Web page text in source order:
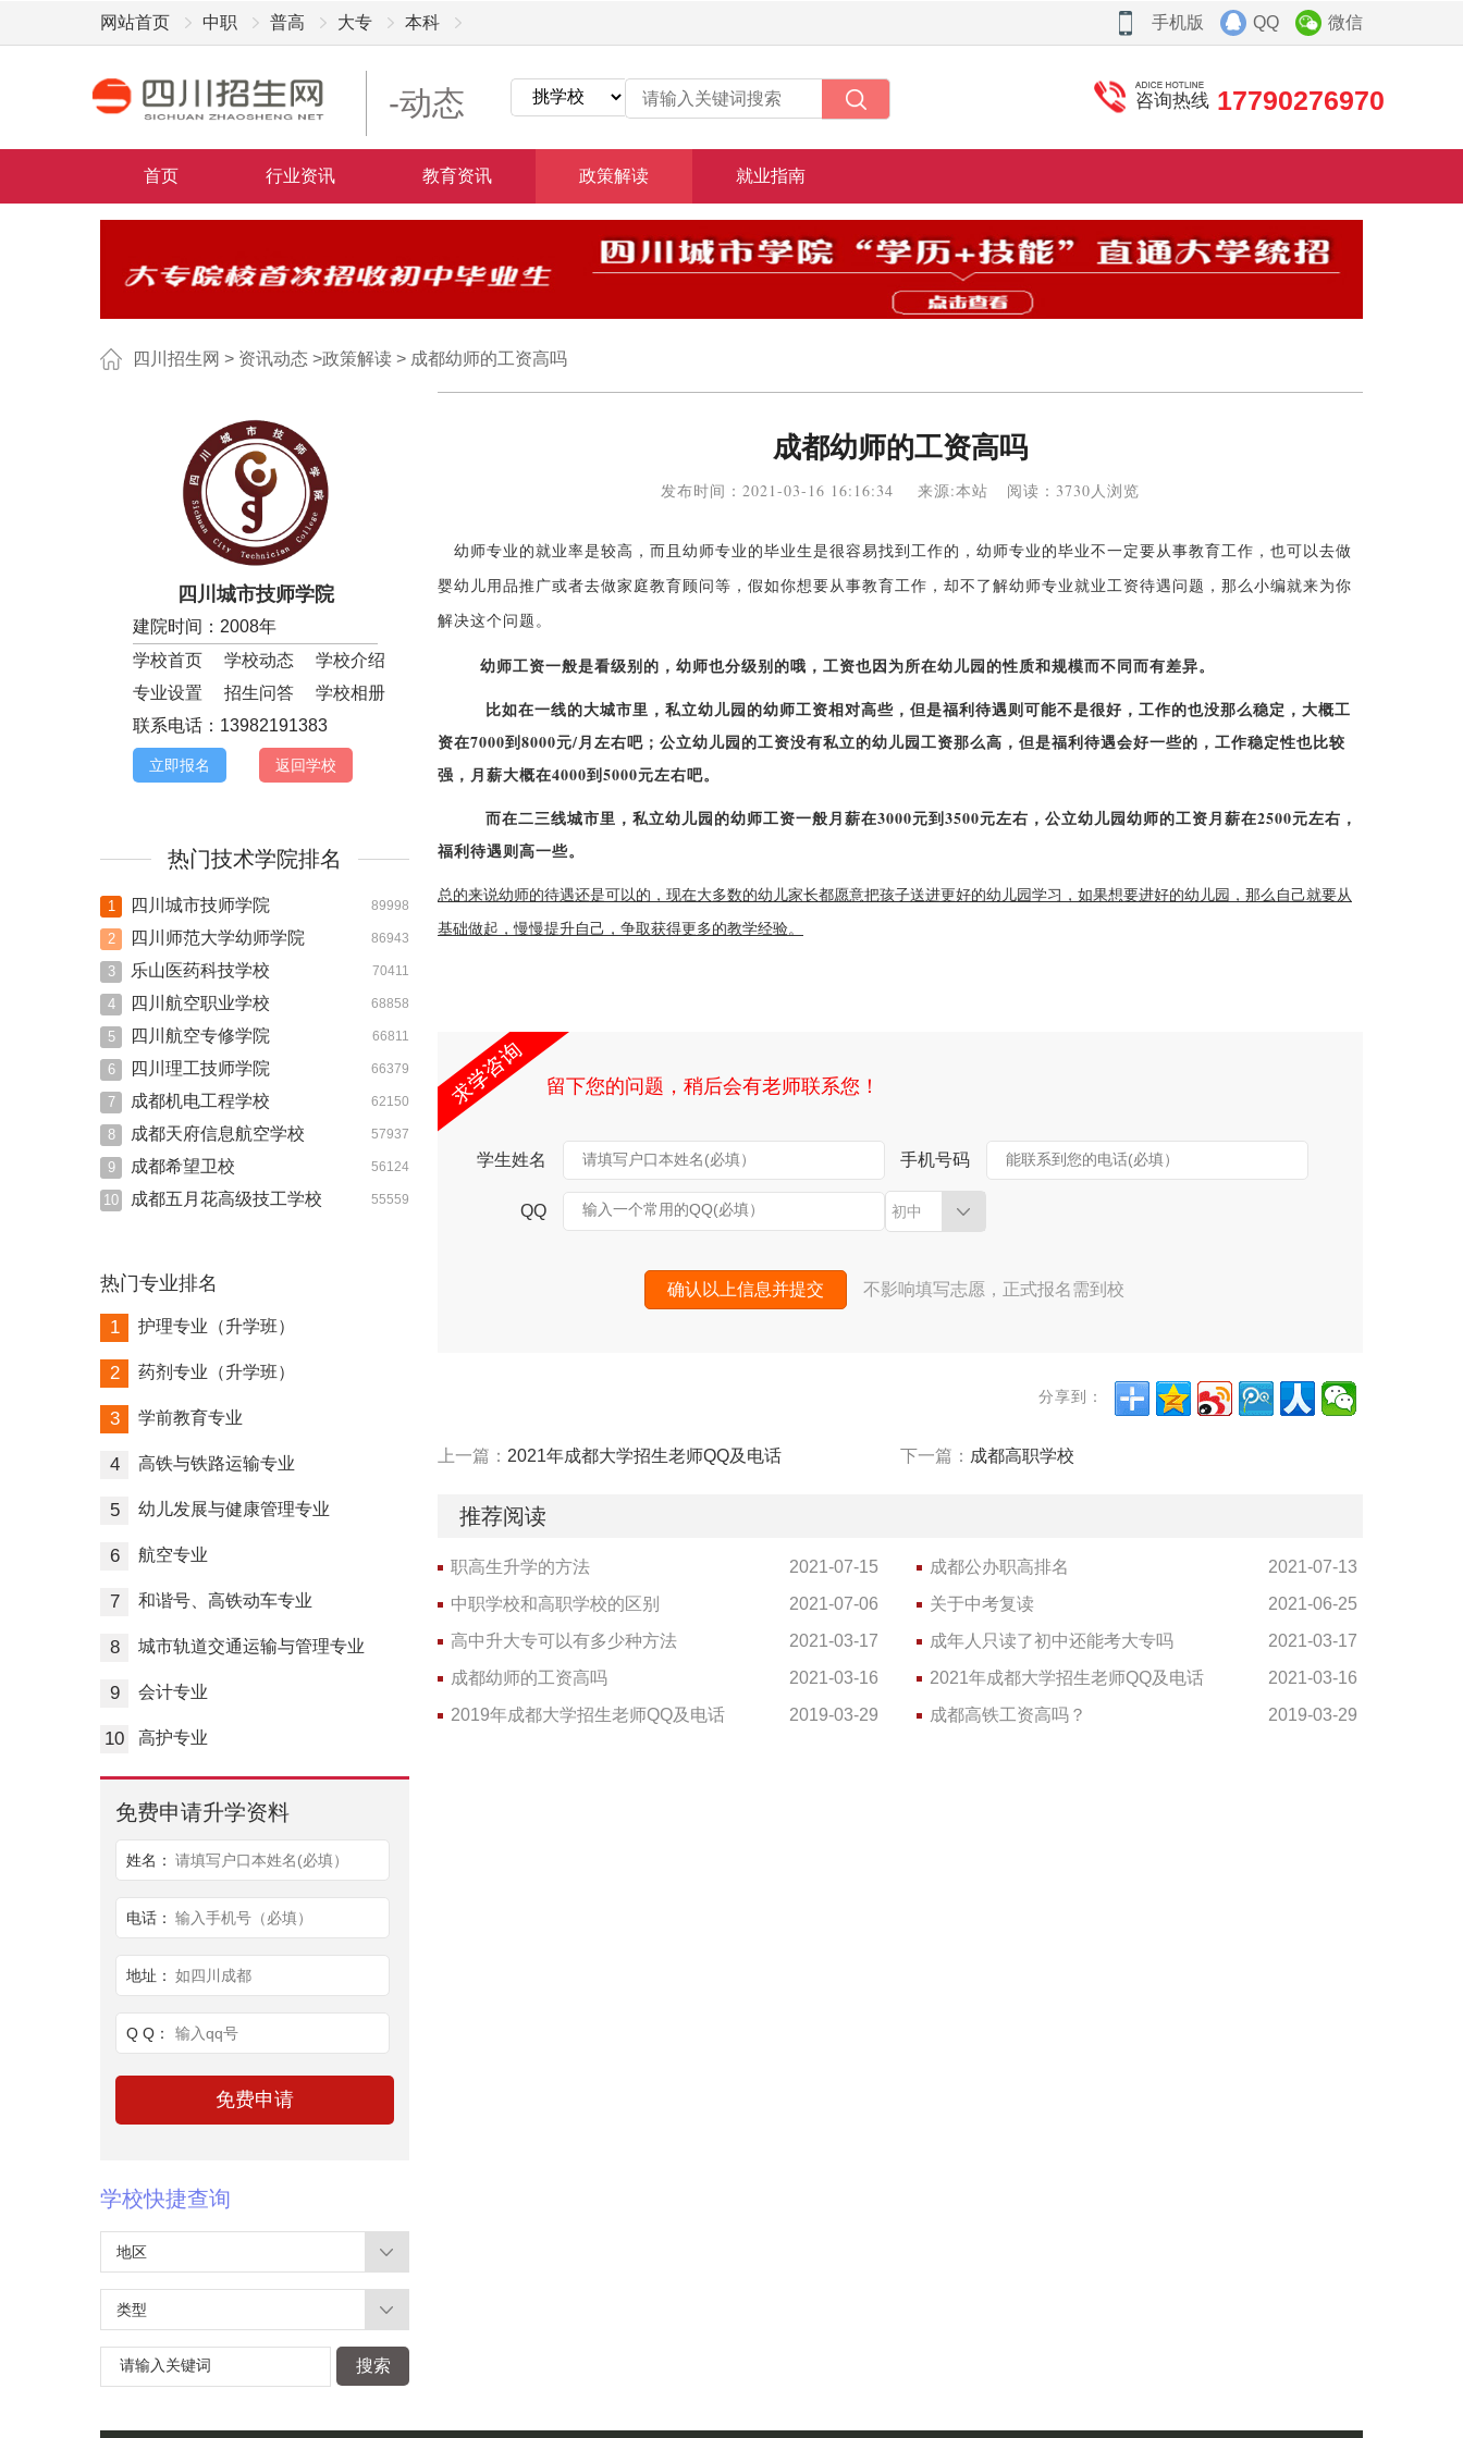
网站首页 中职 普高 大专 本科 微信
QQ
手机版
-动态 咨询热线 17790276970
首页 行业资讯 教育资讯 政策解读 就业指南
四川招生网 > 资讯动态 >政策解读 > 成都幼师的工资高吗
四川城市技师学院
建院时间：2008年
学校首页
学校动态
学校介绍
专业设置
招生问答
学校相册
联系电话：13982191383
立即报名 返回学校
热门技术学院排名
89998
1 四川城市技师学院
86943
2 四川师范大学幼师学院
70411
3 乐山医药科技学校
68858
4 四川航空职业学校
66811
5 四川航空专修学院
66379
6 四川理工技师学院
62150
7 成都机电工程学校
57937
8 成都天府信息航空学校
56124
9 成都希望卫校
55559
10 成都五月花高级技工学校
热门专业排名
1 护理专业（升学班）
2 药剂专业（升学班）
3 学前教育专业
4 高铁与铁路运输专业
5 幼儿发展与健康管理专业
6 航空专业
7 和谐号、高铁动车专业
8 城市轨道交通运输与管理专业
9 会计专业
10 高护专业
免费申请升学资料
姓名： 请填写户口本姓名(必填）
电话： 输入手机号（必填）
地址： 如四川成都
Q Q： 输入qq号
学校快捷查询
地区
类型
请输入关键词 搜索
成都幼师的工资高吗
发布时间：2021-03-16 16:16:34 来源:本站 阅读：3730人浏览
幼师专业的就业率是较高，而且幼师专业的毕业生是很容易找到工作的，幼师专业的毕业不一定要从事教育工作，也可以去做
婴幼儿用品推广或者去做家庭教育顾问等，假如你想要从事教育工作，却不了解幼师专业就业工资待遇问题，那么小编就来为你
解决这个问题。
幼师工资一般是看级别的，幼师也分级别的哦，工资也因为所在幼儿园的性质和规模而不同而有差异。
比如在一线的大城市里，私立幼儿园的幼师工资相对高些，但是福利待遇则可能不是很好，工作的也没那么稳定，大概工
资在7000到8000元/月左右吧；公立幼儿园的工资没有私立的幼儿园工资那么高，但是福利待遇会好一些的，工作稳定性也比较
强，月薪大概在4000到5000元左右吧。
而在二三线城市里，私立幼儿园的幼师工资一般月薪在3000元到3500元左右，公立幼儿园幼师的工资月薪在2500元左右，
福利待遇则高一些。
总的来说幼师的待遇还是可以的， 现在大多数的幼儿家长都愿意把孩子送进更好的幼儿园学习，如果想要进好的幼儿园，那么自己就要从
基础做起，慢慢提升自己，争取获得更多的教学经验。
留下您的问题，稍后会有老师联系您！
学生姓名 请填写户口本姓名(必填） 手机号码 能联系到您的电话(必填）
QQ 输入一个常用的QQ(必填） 初中
确认以上信息并提交 不影响填写志愿，正式报名需到校
分享到：
上一篇： 2021年成都大学招生老师QQ及电话 下一篇： 成都高职学校
推荐阅读
2021-07-15
职高生升学的方法 2021-07-13
成都公办职高排名
2021-07-06
中职学校和高职学校的区别 2021-06-25
关于中考复读
2021-03-17
高中升大专可以有多少种方法 2021-03-17
成年人只读了初中还能考大专吗
2021-03-16
成都幼师的工资高吗 2021-03-16
2021年成都大学招生老师QQ及电话
2019-03-29
2019年成都大学招生老师QQ及电话 2019-03-29
成都高铁工资高吗？